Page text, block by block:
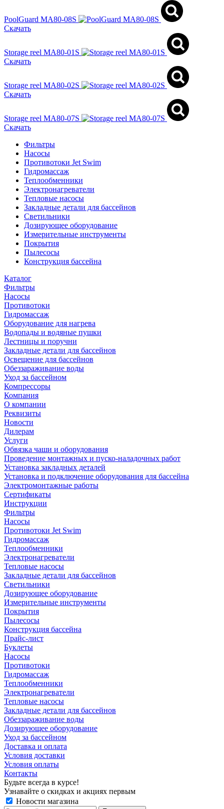
PoolGuard MA80-08S
Скачать
Storage reel MA80-01S
Скачать
Storage reel MA80-02S
Скачать
Storage reel MA80-07S
Скачать
Фильтры
Насосы
Противотоки Jet Swim
Гидромассаж
Теплообменники
Электронагреватели
Тепловые насосы
Закладные детали для бассейнов
Светильники
Дозирующее оборудование
Измерительные инструменты
Покрытия
Пылесосы
Конструкция бассейна
Каталог
Фильтры
Насосы
Противотоки
Гидромассаж
Оборудование для нагрева
Водопады и водяные пушки
Лестницы и поручни
Закладные детали для бассейнов
Освещение для бассейнов
Обеззараживание воды
Уход за бассейном
Компрессоры
Компания
О компании
Реквизиты
Новости
Дилерам
Услуги
Обвязка чаши и оборудования
Проведение монтажных и пуско-наладочных работ
Установка закладных деталей
Установка и подключение оборудования для бассейна
Электромонтажные работы
Сертификаты
Инструкции
Фильтры
Насосы
Противотоки Jet Swim
Гидромассаж
Теплообменники
Электронагреватели
Тепловые насосы
Закладные детали для бассейнов
Светильники
Дозирующее оборудование
Измерительные инструменты
Покрытия
Пылесосы
Конструкция бассейна
Прайс-лист
Буклеты
Насосы
Противотоки
Гидромассаж
Теплообменники
Электронагреватели
Тепловые насосы
Закладные детали для бассейнов
Обеззараживание воды
Дозирующее оборудование
Уход за бассейном
Доставка и оплата
Условия доставки
Условия оплаты
Контакты
Будьте всегда в курсе!
Узнавайте о скидках и акциях первым
Новости магазина